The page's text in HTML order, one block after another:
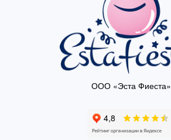
ООО «Эста Фиеста»